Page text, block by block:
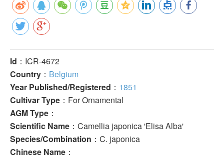
Id ：ICR-4672
Country ： Belgium
Year Published/Registered ： 1851
Cultivar Type ：For Ornamental
AGM Type ：
Scientific Name ：Camellia japonica 'Elisa Alba'
Species/Combination ：C. japonica
Chinese Name ：